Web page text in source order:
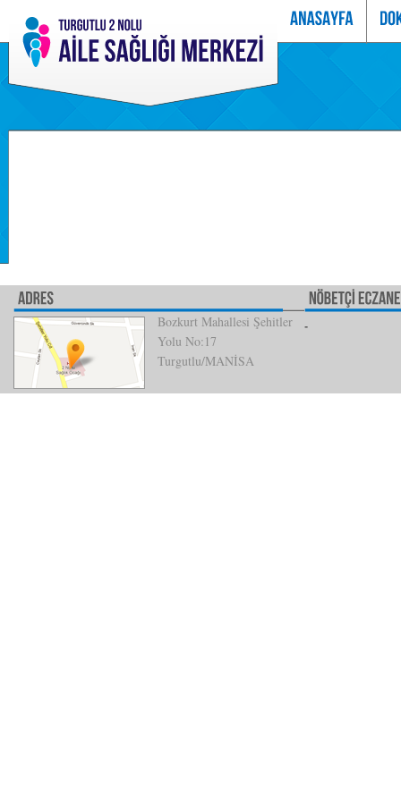
Bozkurt Mahallesi Şehitler
Yolu No:17
Turgutlu/MANİSA